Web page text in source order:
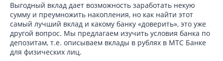
Выгодный вклад дает возможность заработать некую
сумму и преумножить накопления, но как найти этот
самый лучший вклад и какому банку «доверить», это уже
другой вопрос. Мы предлагаем изучить условия банка по
депозитам, т.е. описываем вклады в рублях в МТС Банке
для физических лиц.